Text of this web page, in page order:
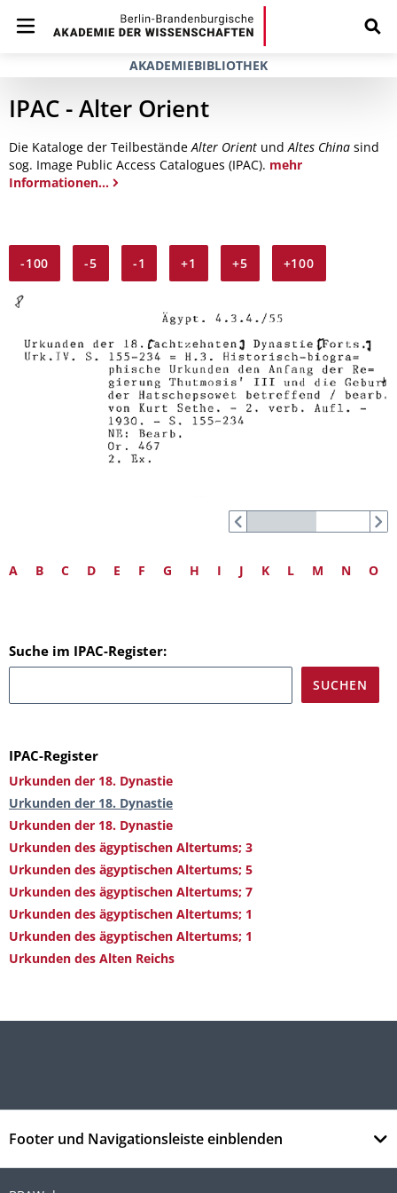
AKADEMIEBIBLIOTHEK
IPAC - Alter Orient
Die Kataloge der TeilbeständeAlter Orient undAltes China sind
sog. Image Public Access Catalogues (IPAC). mehr
Informationen...
-100 -5 -1 +1 +5 +100
A B C D E F G H I J K L M N O
Suche im IPAC-Register:
IPAC-Register
Urkunden der 18. Dynastie
Urkunden der 18. Dynastie
Urkunden der 18. Dynastie
Urkunden des ägyptischen Altertums; 3
Urkunden des ägyptischen Altertums; 5
Urkunden des ägyptischen Altertums; 7
Urkunden des ägyptischen Altertums; 1
Urkunden des ägyptischen Altertums; 1
Urkunden des Alten Reichs
Footer und Navigationsleiste einblenden